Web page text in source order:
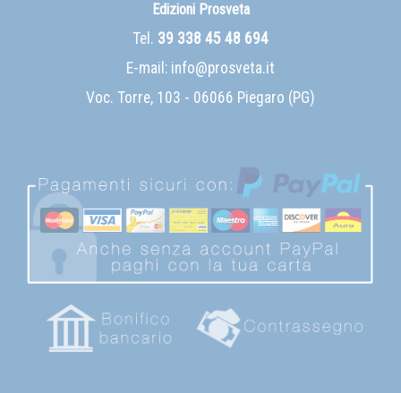
Edizioni Prosveta
Tel. 39 338 45 48 694
E-mail: info@prosveta.it
Voc. Torre, 103 - 06066 Piegaro (PG)